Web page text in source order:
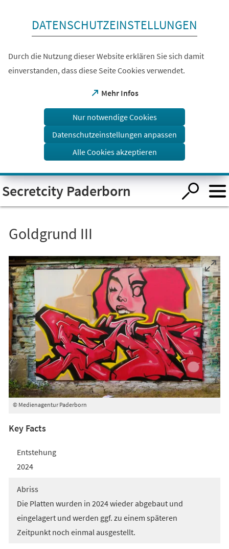
Visuelle
Assistenzsoftware
öffnen.
DATENSCHUTZEINSTELLUNGEN
Durch die Nutzung dieser Website erklären Sie sich damit
einverstanden, dass diese Seite Cookies verwendet.
Mehr Infos
(Öffnet
einem
Tab)
Nur notwendige Cookies
Datenschutzeinstellungen anpassen
Alle Cookies akzeptieren
Secretcity Paderborn
Goldgrund III
© Medienagentur Paderborn
Key Facts
Entstehung
2024
Abriss
Die Platten wurden in 2024 wieder abgebaut und
eingelagert und werden ggf. zu einem späteren
Zeitpunkt noch einmal ausgestellt.